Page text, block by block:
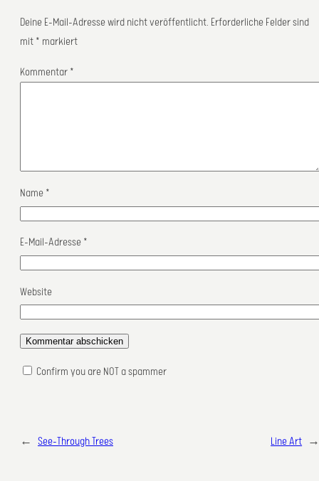
Deine E-Mail-Adresse wird nicht veröffentlicht. Erforderliche Felder sind
mit * markiert
Kommentar *
Name *
E-Mail-Adresse *
Website
Confirm you are NOT a spammer
← See-Through Trees Line Art